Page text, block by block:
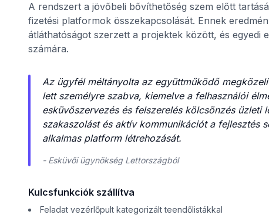
A rendszert a jövőbeli bővíthetőség szem előtt
fizetési platformok összekapcsolását. Ennek
átláthatóságot szerzett a projektek között, és egyedi
számára.
Az ügyfél méltányolta az együttműködő
lett személyre szabva, kiemelve a felhasználói
esküvőszervezés és felszerelés kölcsönzés
szakaszolást és aktív kommunikációt a fejlesztés
alkalmas platform létrehozását.
- Esküvői ügynökség Lettországból
Kulcsfunkciók szállítva
Feladat vezérlőpult kategorizált teendőlistákkal